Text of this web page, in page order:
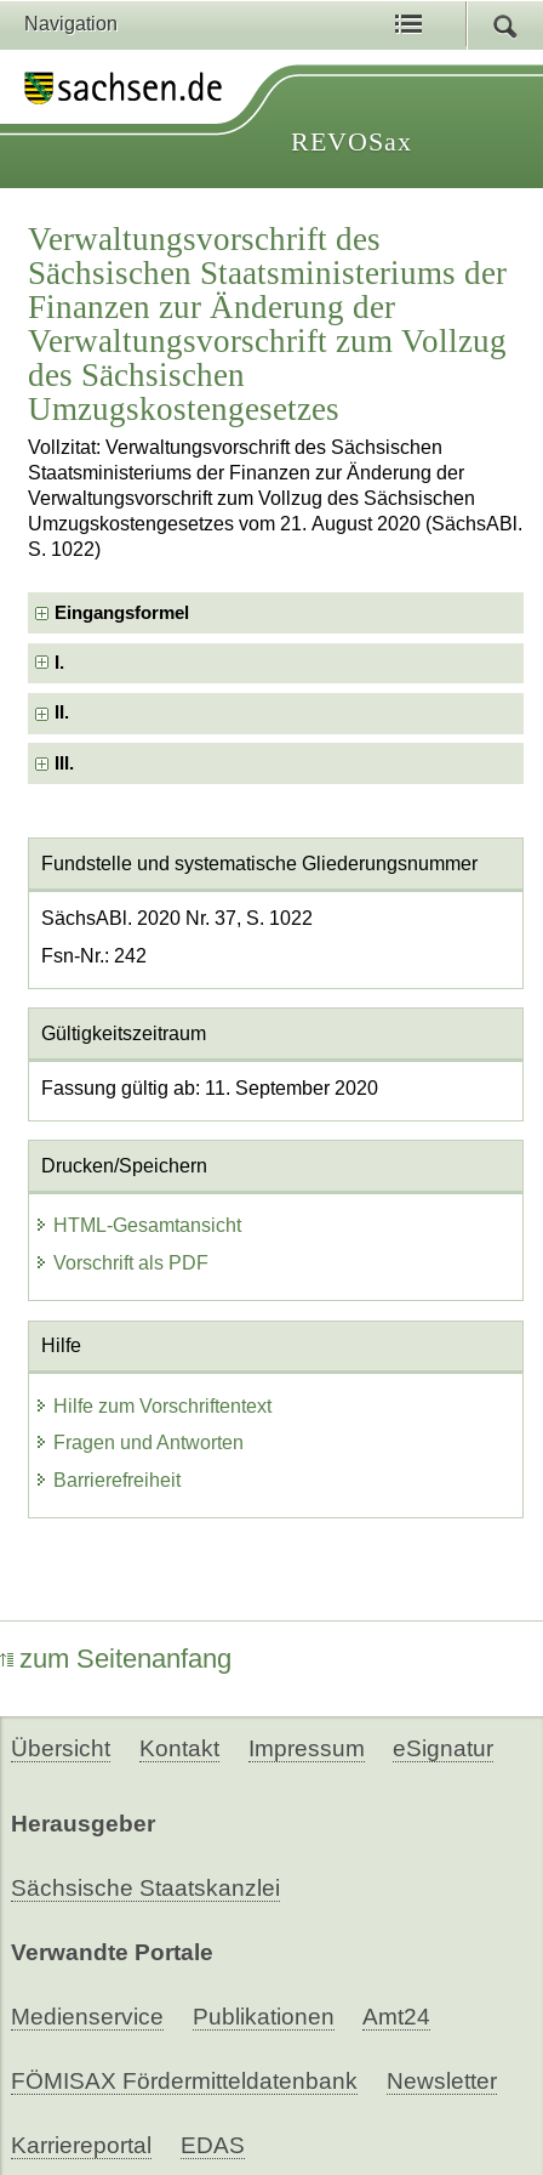
Navigation
REVOSax
Verwaltungsvorschrift des
Sächsischen Staatsministeriums der
Finanzen zur Änderung der
Verwaltungsvorschrift zum Vollzug
des Sächsischen
Umzugskostengesetzes
Vollzitat: Verwaltungsvorschrift des Sächsischen
Staatsministeriums der Finanzen zur Änderung der
Verwaltungsvorschrift zum Vollzug des Sächsischen
Umzugskostengesetzes vom 21. August 2020 (SächsABl.
S. 1022)
Eingangsformel
I.
II.
III.
Fundstelle und systematische Gliederungsnummer
SächsABl. 2020 Nr. 37, S. 1022
Fsn-Nr.: 242
Gültigkeitszeitraum
Fassung gültig ab: 11. September 2020
Drucken/Speichern
HTML-Gesamtansicht
Vorschrift als PDF
Hilfe
Hilfe zum Vorschriftentext
Fragen und Antworten
Barrierefreiheit
zum Seitenanfang
Übersicht Kontakt Impressum eSignatur
Herausgeber
Sächsische Staatskanzlei
Verwandte Portale
Medienservice Publikationen Amt24
FÖMISAX Fördermitteldatenbank Newsletter
Karriereportal EDAS